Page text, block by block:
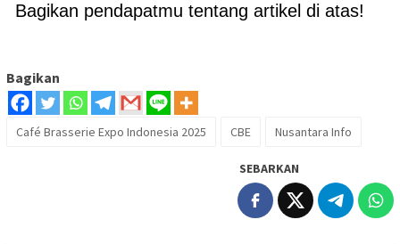
Bagikan pendapatmu tentang artikel di atas!
Bagikan
Café Brasserie Expo Indonesia 2025 CBE Nusantara Info
SEBARKAN